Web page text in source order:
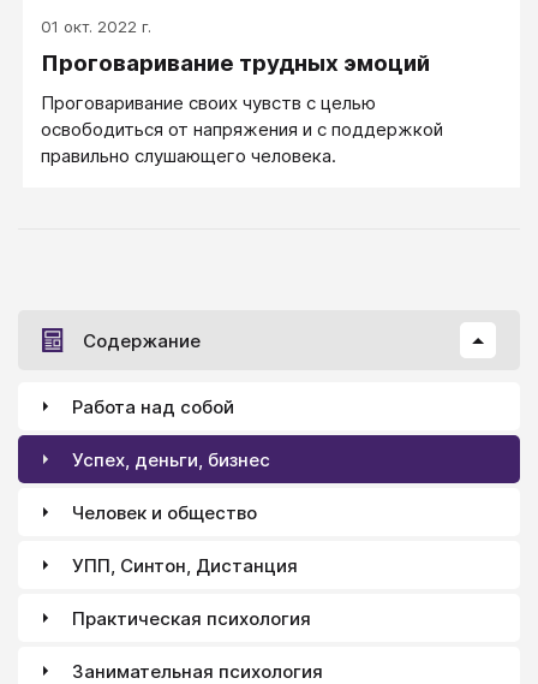
01 окт. 2022 г.
Проговаривание трудных эмоций
Проговаривание своих чувств с целью
освободиться от напряжения и с поддержкой
правильно слушающего человека.
Содержание
Работа над собой
Успех, деньги, бизнес
Человек и общество
УПП, Синтон, Дистанция
Практическая психология
Занимательная психология